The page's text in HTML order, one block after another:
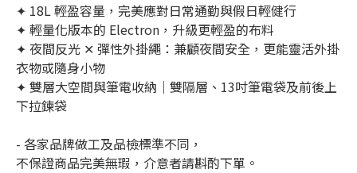
✦ 18L 輕盈容量，完美應對日常通勤與假日輕健行
✦ 輕量化版本的 Electron，升級更輕盈的布料
✦ 夜間反光 ✕ 彈性外掛繩：兼顧夜間安全，更能靈活外掛
衣物或隨身小物
✦ 雙層大空間與筆電收納｜雙隔層、13吋筆電袋及前後上
下拉鍊袋
- 各家品牌做工及品檢標準不同，
不保證商品完美無瑕，介意者請斟酌下單。